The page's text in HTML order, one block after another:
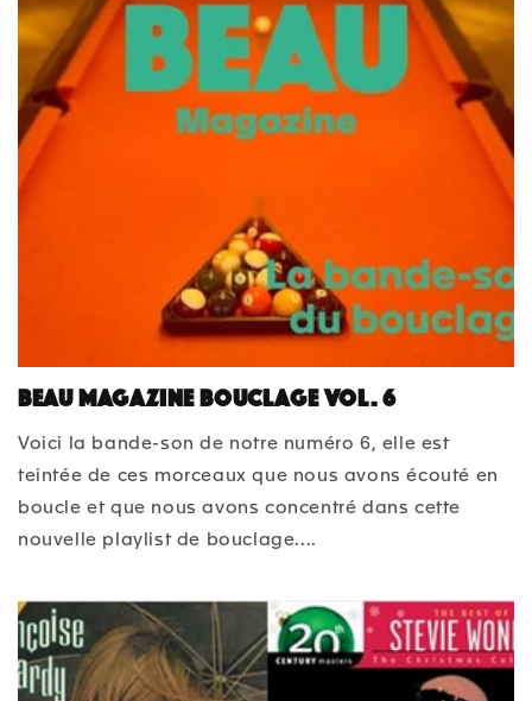
BEAU Magazine bouclage Vol. 6
Voici la bande-son de notre numéro 6, elle est
teintée de ces morceaux que nous avons écouté en
boucle et que nous avons concentré dans cette
nouvelle playlist de bouclage....